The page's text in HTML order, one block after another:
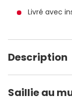
Livré avec
Description
Saillie au